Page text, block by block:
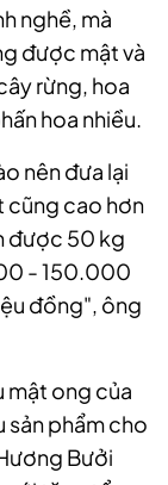
nghề, mà
được mật và
rừng, hoa
hoa nhiều.
nên đưa lại
cũng cao hơn
được 50 kg
- 150.000
đồng", ông
ong của
sản phẩm cho
Bưởi